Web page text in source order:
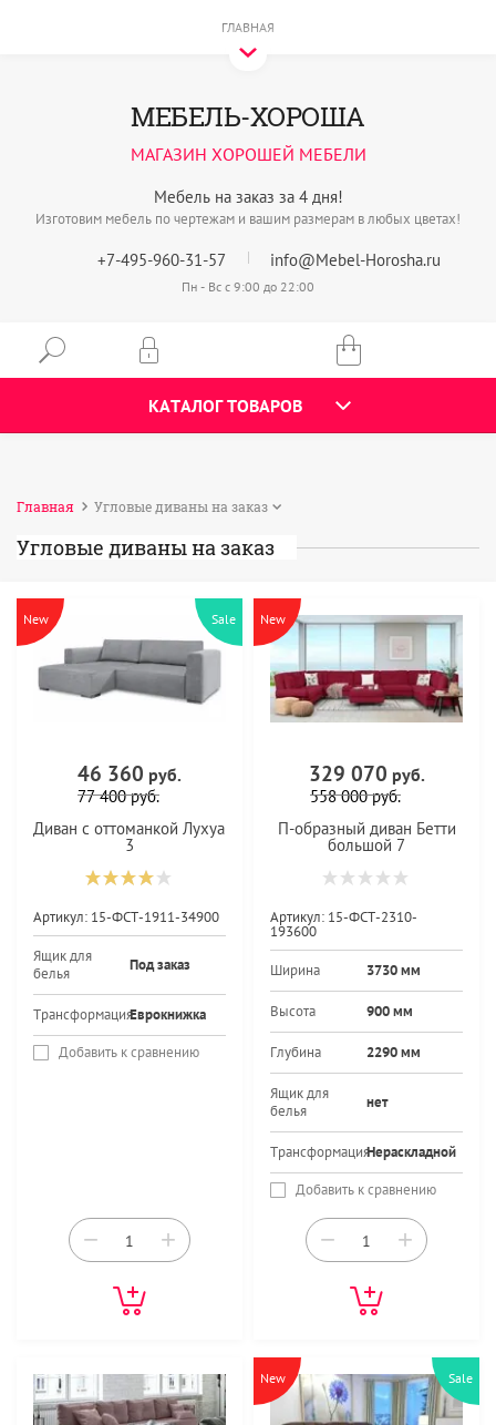
ГЛАВНАЯ
Мебель на заказ за 4 дня!
Изготовим мебель по чертежам и вашим размерам в любых цветах!
МЕБЕЛЬ-ХОРОША
МАГАЗИН ХОРОШЕЙ МЕБЕЛИ
+7-495-960-31-57 info@Mebel-Horosha.ru
Пн - Вс с 9:00 до 22:00
КАТАЛОГ ТОВАРОВ
Главная Угловые диваны на заказ
Угловые диваны на заказ
New Sale
46 360 руб.
77 400руб.
Диван с оттоманкой Лухуа
3
Артикул: 15-ФСТ-1911-34900
Ящик для
белья
Под заказ
ТрансформацияЕврокнижка
Добавить к сравнению
− +
New
329 070 руб.
558 000руб.
П-образный диван Бетти
большой 7
Артикул: 15-ФСТ-2310-
193600
Ширина 3730 мм
Высота 900 мм
Глубина 2290 мм
Ящик для
белья
нет
ТрансформацияНераскладной
Добавить к сравнению
− +
New Sale